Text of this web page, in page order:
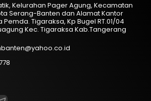
Kelurahan Pager Agung, Kecamatan
Serang-Banten dan Alamat Kantor
Pemda. Tigaraksa, Kp Bugel RT.01/04
Kec. Tigaraksa Kab.Tangerang